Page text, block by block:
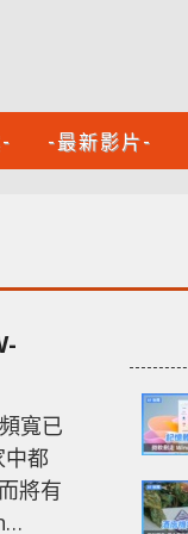
-最新影片-
寬已
中都
將有